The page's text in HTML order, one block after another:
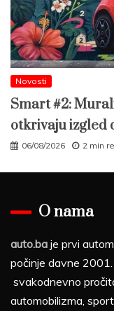
Novosti
Smart #2:
otkrivaju izgled
06/08/2026 2 min
O nama
auto.ba je prvi
počinje davne
svakodnevno
automobilizma,